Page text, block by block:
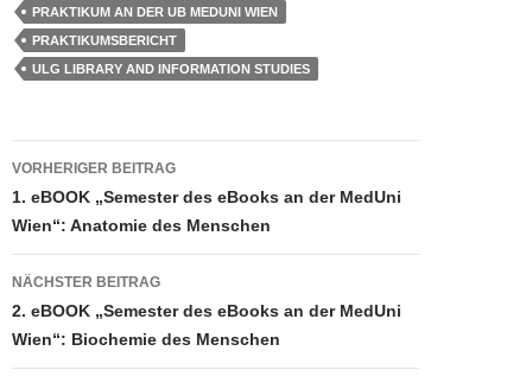
e
b
o
k
o
d
n
PRAKTIKUM AN DER UB MEDUNI WIEN
PRAKTIKUMSBERICHT
ULG LIBRARY AND INFORMATION STUDIES
Beitragsnavigation
VORHERIGER BEITRAG
1. eBOOK „Semester des eBooks an der MedUni
Wien“: Anatomie des Menschen
NÄCHSTER BEITRAG
2. eBOOK „Semester des eBooks an der MedUni
Wien“: Biochemie des Menschen